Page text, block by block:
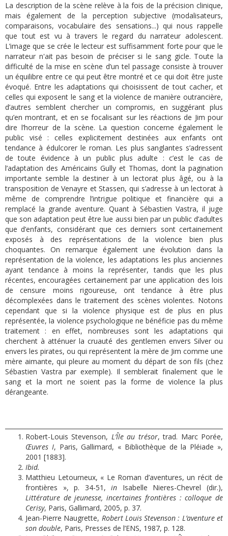
La description de la scène relève à la fois de la précision clinique,
mais également de la perception subjective (modalisateurs,
comparaisons, vocabulaire des sensations...) qui nous rappelle
que tout est vu à travers le regard du narrateur adolescent.
L’image que se crée le lecteur est suffisamment forte pour que le
narrateur n'ait pas besoin de préciser si le sang gicle. Toute la
difficulté de la mise en scène d’un tel passage consiste à trouver
un équilibre entre ce qui peut être montré et ce qui doit être juste
évoqué. Entre les adaptations qui choisissent de tout cacher, et
celles qui exposent le sang et la violence de manière outrancière,
d’autres semblent chercher un compromis, en suggérant plus
qu’en montrant, et en se focalisant sur les réactions de Jim pour
dire l’horreur de la scène. La question concerne également le
public visé : celles explicitement destinées aux enfants ont
tendance à édulcorer le roman. Les plus sanglantes s’adressent
de toute évidence à un public plus adulte : c’est le cas de
l’adaptation des Américains Gully et Thomas, dont la pagination
importante semble la destiner à un lectorat plus âgé, ou à la
transposition de Venayre et Stassen, qui s’adresse à un lectorat à
même de comprendre l’intrigue politique et financière qui a
remplacé la grande aventure. Quant à Sébastien Vastra, il juge
que son adaptation peut être lue aussi bien par un public d’adultes
que d’enfants, considérant que ces derniers sont certainement
exposés à des représentations de la violence bien plus
choquantes. On remarque également une évolution dans la
représentation de la violence, les adaptations les plus anciennes
ayant tendance à moins la représenter, tandis que les plus
récentes, encouragées certainement par une application des lois
de censure moins rigoureuse, ont tendance à être plus
décomplexées dans le traitement des scènes violentes. Notons
cependant que si la violence physique est de plus en plus
représentée, la violence psychologique ne bénéficie pas du même
traitement : en effet, nombreuses sont les adaptations qui
cherchent à atténuer la cruauté des gentlemen envers Silver ou
envers les pirates, ou qui représentent la mère de Jim comme une
mère aimante, qui pleure au moment du départ de son fils (chez
Sébastien Vastra par exemple). Il semblerait finalement que le
sang et la mort ne soient pas la forme de violence la plus
dérangeante.
Robert-Louis Stevenson, L’Île au trésor, trad. Marc Porée,
Œuvres I, Paris, Gallimard, « Bibliothèque de la Pléiade »,
2001 [1883].
Ibid.
Matthieu Letourneux, « Le Roman d’aventures, un récit de
frontières », p. 34-51,in Isabelle Nieres-Chevrel (dir.),
Littérature de jeunesse, incertaines frontières : colloque de
Cerisy, Paris, Gallimard, 2005, p. 37.
Jean-Pierre Naugrette, Robert Louis Stevenson : L’aventure et
son double, Paris, Presses de l’ENS, 1987, p. 128.